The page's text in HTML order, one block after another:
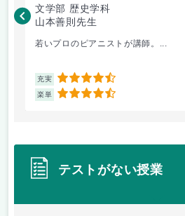
文学部 歴史学科
山本善則先生
若いプロのピアニストが講師。...
充実 4.5
楽単 4.5
テストがない授業